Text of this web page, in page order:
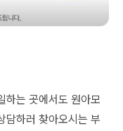
하는 곳에서도 원아모
담하러 찾아오시는 부